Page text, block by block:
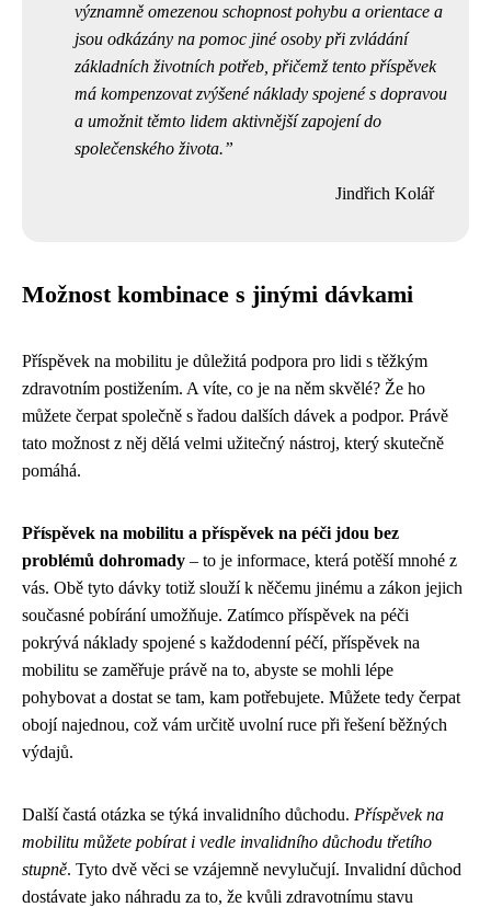
významně omezenou schopnost pohybu a orientace a
jsou odkázány na pomoc jiné osoby při zvládání
základních životních potřeb, přičemž tento příspěvek
má kompenzovat zvýšené náklady spojené s dopravou
a umožnit těmto lidem aktivnější zapojení do
společenského života.
Jindřich Kolář
Možnost kombinace s jinými dávkami
Příspěvek na mobilitu je důležitá podpora pro lidi s těžkým
zdravotním postižením. A víte, co je na něm skvělé? Že ho
můžete čerpat společně s řadou dalších dávek a podpor. Právě
tato možnost z něj dělá velmi užitečný nástroj, který skutečně
pomáhá.
Příspěvek na mobilitu a příspěvek na péči jdou bez
problémů dohromady – to je informace, která potěší mnohé z
vás. Obě tyto dávky totiž slouží k něčemu jinému a zákon jejich
současné pobírání umožňuje. Zatímco příspěvek na péči
pokrývá náklady spojené s každodenní péčí, příspěvek na
mobilitu se zaměřuje právě na to, abyste se mohli lépe
pohybovat a dostat se tam, kam potřebujete. Můžete tedy čerpat
obojí najednou, což vám určitě uvolní ruce při řešení běžných
výdajů.
Další častá otázka se týká invalidního důchodu. Příspěvek na
mobilitu můžete pobírat i vedle invalidního důchodu třetího
stupně. Tyto dvě věci se vzájemně nevylučují. Invalidní důchod
dostávate jako náhradu za to, že kvůli zdravotnímu stavu